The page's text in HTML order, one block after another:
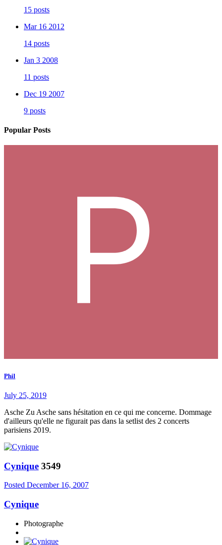
15 posts
Mar 16 2012
14 posts
Jan 3 2008
11 posts
Dec 19 2007
9 posts
Popular Posts
Phil
July 25, 2019
Asche Zu Asche sans hésitation en ce qui me concerne. Dommage
d'ailleurs qu'elle ne figurait pas dans la setlist des 2 concerts
parisiens 2019.
Cynique 3549
Posted December 16, 2007
Cynique
Photographe